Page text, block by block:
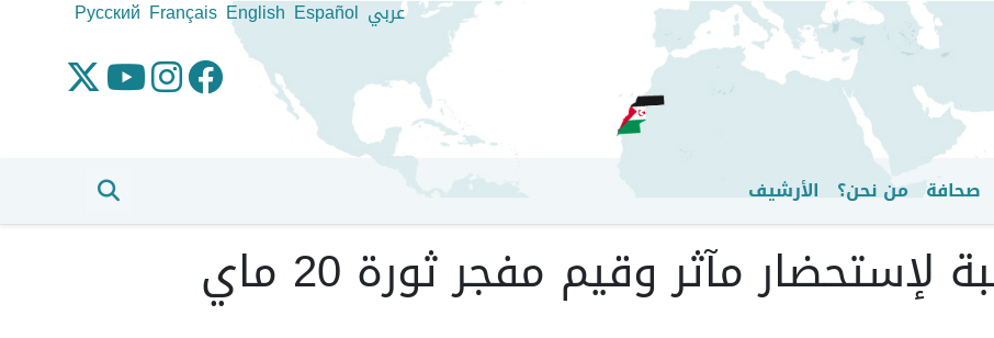
تجاوز
إلى
المحتوى
الرئيسي
عربي Español
English
Français
Pусский
صحافة من نحن؟ الأرشيف
يوم الشهداء : مناسبة لإستحضار مآثر وقيم مفجر ثورة 20 ماي